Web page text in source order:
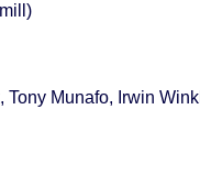
Tony Munafo, Irwin